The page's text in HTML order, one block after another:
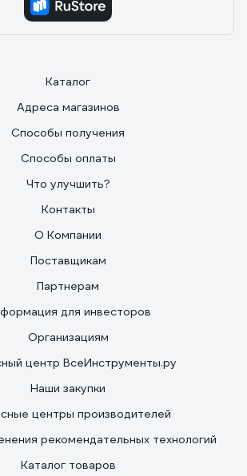
Каталог
Адреса магазинов
Способы получения
Способы оплаты
Что улучшить?
Контакты
О Компании
Поставщикам
Партнерам
для инвесторов
Организациям
центр ВсеИнструменты.ру
Наши закупки
центры производителей
рекомендательных технологий
Каталог товаров